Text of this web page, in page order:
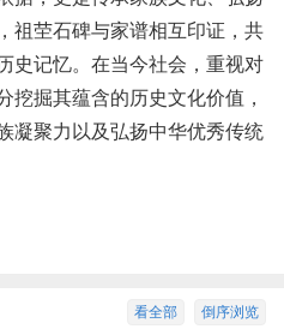
祖茔石碑与家谱相互印证，共
史记忆。在当今社会，重视对
挖掘其蕴含的历史文化价值，
凝聚力以及弘扬中华优秀传统
倒序浏览
看全部